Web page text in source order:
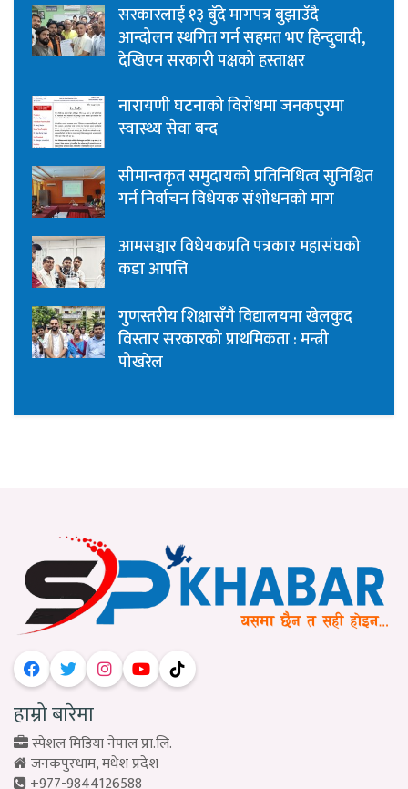
सरकारलाई १३ बुँदे मागपत्र बुझाउँदै
आन्दोलन स्थगित गर्न सहमत भए हिन्दुवादी,
देखिएन सरकारी पक्षको हस्ताक्षर
नारायणी घटनाको विरोधमा जनकपुरमा
स्वास्थ्य सेवा बन्द
सीमान्तकृत समुदायको प्रतिनिधित्व सुनिश्चित
गर्न निर्वाचन विधेयक संशोधनको माग
आमसञ्चार विधेयकप्रति पत्रकार महासंघको
कडा आपत्ति
गुणस्तरीय शिक्षासँगै विद्यालयमा खेलकुद
विस्तार सरकारको प्राथमिकता : मन्त्री
पोखरेल
हाम्रो बारेमा
स्पेशल मिडिया नेपाल प्रा.लि.
जनकपुरधाम, मधेश प्रदेश